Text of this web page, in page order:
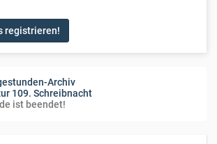
registrieren!
Archiv
109. Schreibnacht
ist beendet!